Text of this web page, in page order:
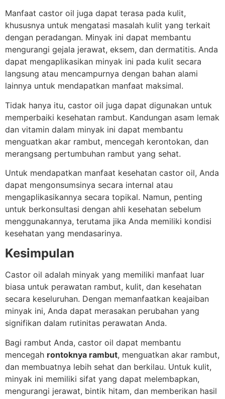
Manfaat castor oil juga dapat terasa pada kulit,
khususnya untuk mengatasi masalah kulit yang terkait
dengan peradangan. Minyak ini dapat membantu
mengurangi gejala jerawat, eksem, dan dermatitis. Anda
dapat mengaplikasikan minyak ini pada kulit secara
langsung atau mencampurnya dengan bahan alami
lainnya untuk mendapatkan manfaat maksimal.
Tidak hanya itu, castor oil juga dapat digunakan untuk
memperbaiki kesehatan rambut. Kandungan asam lemak
dan vitamin dalam minyak ini dapat membantu
menguatkan akar rambut, mencegah kerontokan, dan
merangsang pertumbuhan rambut yang sehat.
Untuk mendapatkan manfaat kesehatan castor oil, Anda
dapat mengonsumsinya secara internal atau
mengaplikasikannya secara topikal. Namun, penting
untuk berkonsultasi dengan ahli kesehatan sebelum
menggunakannya, terutama jika Anda memiliki kondisi
kesehatan yang mendasarinya.
Kesimpulan
Castor oil adalah minyak yang memiliki manfaat luar
biasa untuk perawatan rambut, kulit, dan kesehatan
secara keseluruhan. Dengan memanfaatkan keajaiban
minyak ini, Anda dapat merasakan perubahan yang
signifikan dalam rutinitas perawatan Anda.
Bagi rambut Anda, castor oil dapat membantu
mencegah rontoknya rambut, menguatkan akar rambut,
dan membuatnya lebih sehat dan berkilau. Untuk kulit,
minyak ini memiliki sifat yang dapat melembapkan,
mengurangi jerawat, bintik hitam, dan memberikan hasil